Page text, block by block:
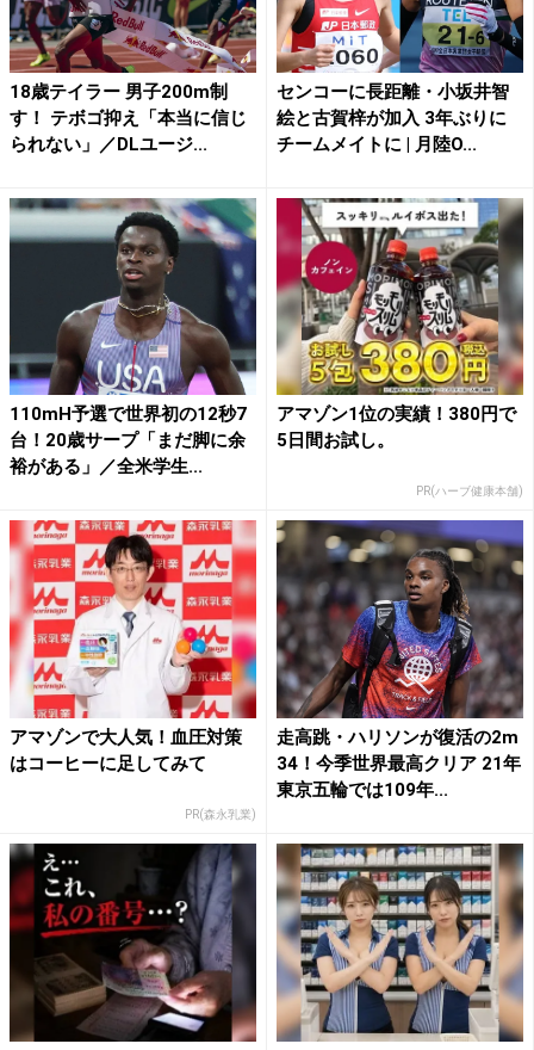
18歳テイラー 男子200m制
す！ テボゴ抑え「本当に信じ
られない」／DLユージ...
センコーに長距離・小坂井智
絵と古賀梓が加入 3年ぶりに
チームメイトに | 月陸O...
110mH予選で世界初の12秒7
台！20歳サープ「まだ脚に余
裕がある」／全米学生...
アマゾン1位の実績！380円で
5日間お試し。
PR(ハーブ健康本舗)
アマゾンで大人気！血圧対策
はコーヒーに足してみて
PR(森永乳業)
走高跳・ハリソンが復活の2m
34！今季世界最高クリア 21年
東京五輪では109年...